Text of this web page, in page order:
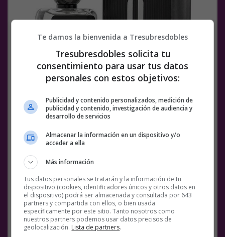
5. Lattafa Asad
Ver post completo
Te damos la bienvenida a Tresubresdobles
Tresubresdobles solicita tu
consentimiento para usar tus datos
personales con estos objetivos:
Publicidad y contenido personalizados, medición de
publicidad y contenido, investigación de audiencia y
desarrollo de servicios
Almacenar la información en un dispositivo y/o
acceder a ella
Más información
Tus datos personales se tratarán y la información de tu
dispositivo (cookies, identificadores únicos y otros datos en
el dispositivo) podrá ser almacenada y consultada por 643
partners y compartida con ellos, o bien usada
específicamente por este sitio. Tanto nosotros como
nuestros partners podemos usar datos precisos de
geolocalización. Lista de partners.